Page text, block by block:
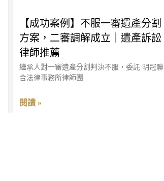
【成功案例】不服一審遺產分割
方案，二審調解成立｜遺產訴訟
律師推薦
繼承人對一審遺產分割判決不服，委託 明冠聯
合法律事務所律師團
閱讀 »